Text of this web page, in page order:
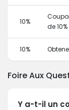
10%
de 10%
10%
Foire Aux
Y a-t-il un